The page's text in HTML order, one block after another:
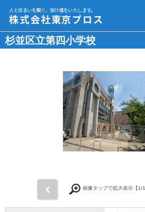
人と住まいを繋ぐ、架け橋をいたします。
株式会社東京プロス
杉並区立第四小学校
画像タップで拡大表示【1/1